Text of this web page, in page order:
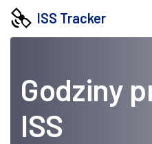
ISS Tracker
Godziny
ISS